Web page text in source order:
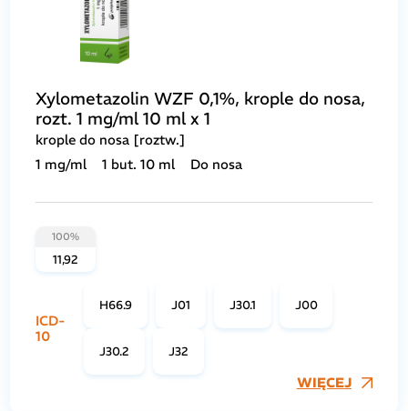
Xylometazolin WZF 0,1%, krople do nosa,
rozt. 1 mg/ml 10 ml x 1
krople do nosa [roztw.]
1 mg/ml
1 but. 10 ml Do nosa
100%
11,92
ICD-
10
H66.9 J01 J30.1 J00
J30.2 J32
WIĘCEJ